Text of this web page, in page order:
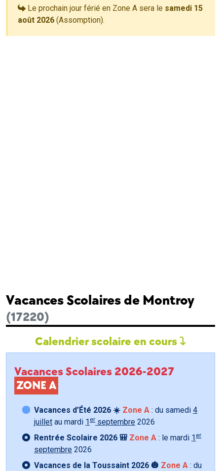
Le prochain jour férié en Zone A sera le samedi 15
août 2026 (Assomption).
Vacances Scolaires de Montroy
(17220)
Calendrier scolaire en cours
Vacances Scolaires 2026-2027
ZONE A
Vacances d’Été 2026 ☀️ Zone A : du samedi 4
juillet au mardi 1 er septembre 2026
Rentrée Scolaire 2026 🎒 Zone A : le mardi 1 er
septembre 2026
Vacances de la Toussaint 2026 🎃 Zone A : du